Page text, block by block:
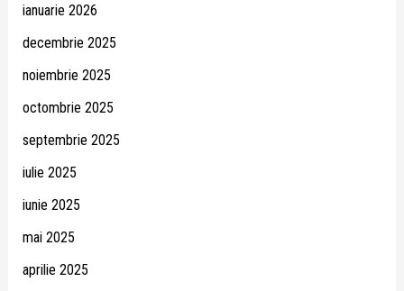
ianuarie 2026
decembrie 2025
noiembrie 2025
octombrie 2025
septembrie 2025
iulie 2025
iunie 2025
mai 2025
aprilie 2025